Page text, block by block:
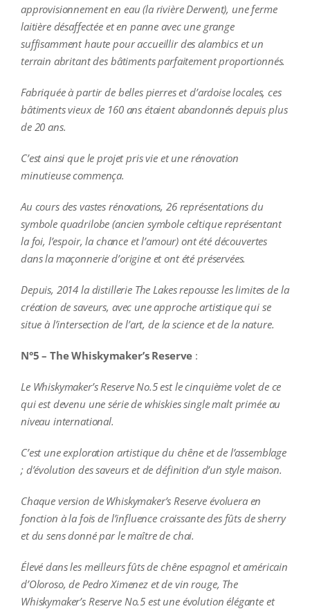
approvisionnement en eau (la rivière Derwent), une ferme
laitière désaffectée et en panne avec une grange
suffisamment haute pour accueillir des alambics et un
terrain abritant des bâtiments parfaitement proportionnés.
Fabriquée à partir de belles pierres et d’ardoise locales, ces
bâtiments vieux de 160 ans étaient abandonnés depuis plus
de 20 ans.
C’est ainsi que le projet pris vie et une rénovation
minutieuse commença.
Au cours des vastes rénovations, 26 représentations du
symbole quadrilobe (ancien symbole celtique représentant
la foi, l’espoir, la chance et l’amour) ont été découvertes
dans la maçonnerie d’origine et ont été préservées.
Depuis, 2014 la distillerie The Lakes repousse les limites de la
création de saveurs, avec une approche artistique qui se
situe à l’intersection de l’art, de la science et de la nature.
N°5 – The Whiskymaker’s Reserve :
Le Whiskymaker’s Reserve No.5 est le cinquième volet de ce
qui est devenu une série de whiskies single malt primée au
niveau international.
C’est une exploration artistique du chêne et de l’assemblage
; d’évolution des saveurs et de définition d’un style maison.
Chaque version de Whiskymaker’s Reserve évoluera en
fonction à la fois de l’influence croissante des fûts de sherry
et du sens donné par le maître de chai.
Élevé dans les meilleurs fûts de chêne espagnol et américain
d’Oloroso, de Pedro Ximenez et de vin rouge, The
Whiskymaker’s Reserve No.5 est une évolution élégante et